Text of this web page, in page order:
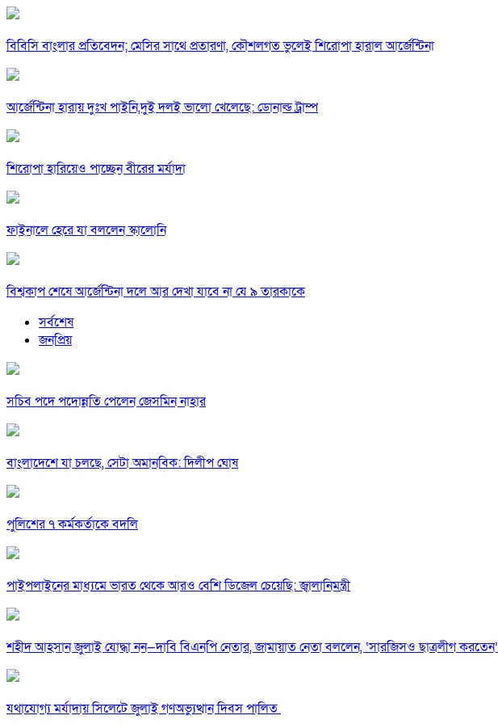
বিবিসি বাংলার প্রতিবেদন; মেসির সাথে প্রতারণা, কৌশলগত ভুলেই শিরোপা হারাল আর্জেন্টিনা
আর্জেন্টিনা হারায় দুঃখ পাইনি,দুই দলই ভালো খেলেছে: ডোনাল্ড ট্রাম্প
শিরোপা হারিয়েও পাচ্ছেন বীরের মর্যাদা
ফাইনালে হেরে যা বললেন স্কালোনি
বিশ্বকাপ শেষে আর্জেন্টিনা দলে আর দেখা যাবে না যে ৯ তারকাকে
সর্বশেষ
জনপ্রিয়
সচিব পদে পদোন্নতি পেলেন জেসমিন নাহার
বাংলাদেশে যা চলছে, সেটা অমানবিক: দিলীপ ঘোষ
পুলিশের ৭ কর্মকর্তাকে বদলি
পাইপলাইনের মাধ্যমে ভারত থেকে আরও বেশি ডিজেল চেয়েছি: জ্বালানিমন্ত্রী
শহীদ আহসান জুলাই যোদ্ধা নন—দাবি বিএনপি নেতার, জামায়াত নেতা বললেন, ‘সারজিসও ছাত্রলীগ করতেন’
যথাযোগ্য মর্যাদায় সিলেটে জুলাই গণঅভ্যুত্থান দিবস পালিত